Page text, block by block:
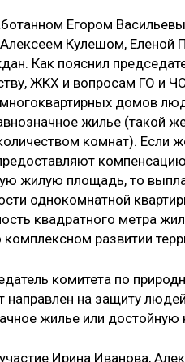
Егором
Кулешом, Еленой
Как пояснил
ЖКХ и вопросам ГО и
домов
жилье (такой
комнат). Если
жилую площадь, то
однокомнатной
квадратного метра
развитии
комитета по
на защиту
жилье или
Ирина Иванова,